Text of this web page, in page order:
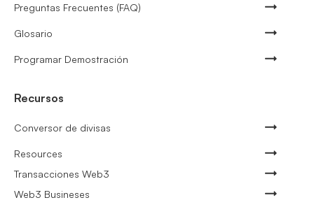
Preguntas Frecuentes (FAQ)
Glosario
Programar Demostración
Recursos
Conversor de divisas
Resources
Transacciones Web3
Web3 Busineses